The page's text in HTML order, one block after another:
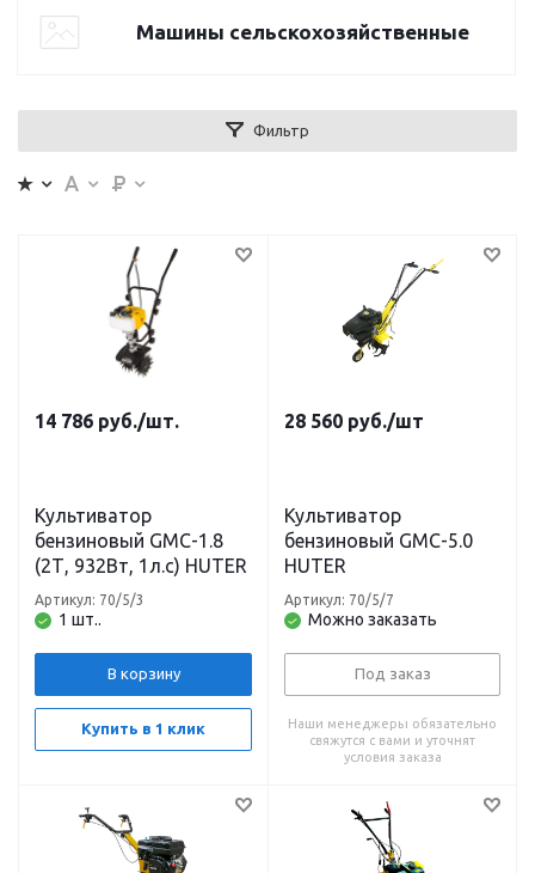
Машины сельскохозяйственные
Фильтр
14 786 руб./шт.
Культиватор
бензиновый GMC-1.8
(2Т, 932Вт, 1л.с) HUTER
1 шт..
Артикул: 70/5/3
В корзину
Купить в 1 клик
28 560 руб./шт
Культиватор
бензиновый GMC-5.0
HUTER
Можно заказать
Артикул: 70/5/7
Под заказ
Наши менеджеры обязательно
свяжутся с вами и уточнят
условия заказа